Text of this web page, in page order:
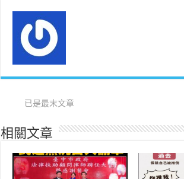
已是最末文章
相關文章